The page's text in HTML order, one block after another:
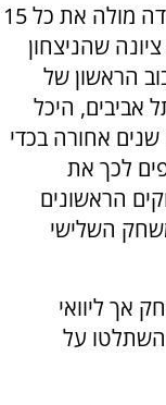
ככה זה כשמולה ניצבה קבוצה שהפסידה מולה את כל 15
שהניצחון
הראשון של
התל אביבים, היכל
אחורה בכדי
לכך את
הראשונים
השלישי
אך ליוואי
השתלטו על